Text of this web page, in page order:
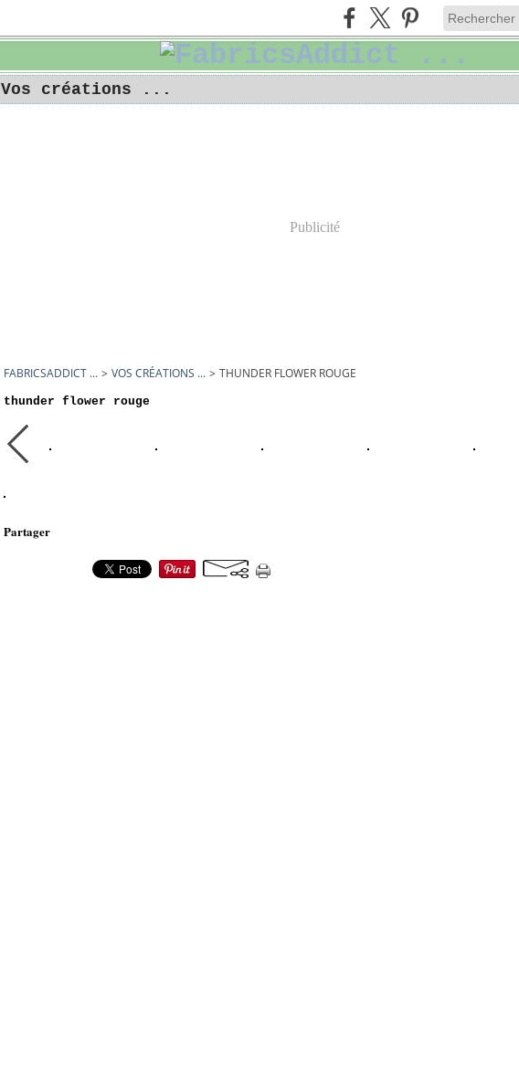
Vos créations ...
Publicité
FABRICSADDICT ... > VOS CRÉATIONS ... > THUNDER FLOWER ROUGE
thunder flower rouge
Partager